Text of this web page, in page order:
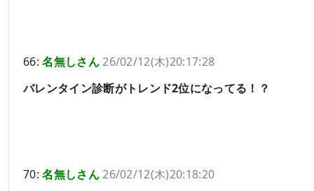
66:名無しさん26/02/12(木)20:17:28
バレンタイン診断がトレンド2位になってる！？
70:名無しさん26/02/12(木)20:18:20